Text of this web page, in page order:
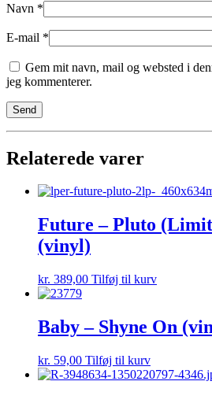
Navn *
E-mail *
Gem mit navn, mail og websted i
jeg kommenterer.
Relaterede varer
Future – Pluto
(vinyl)
kr. 389,00 Tilføj til kurv
Baby – Shyne On
kr. 59,00 Tilføj til kurv